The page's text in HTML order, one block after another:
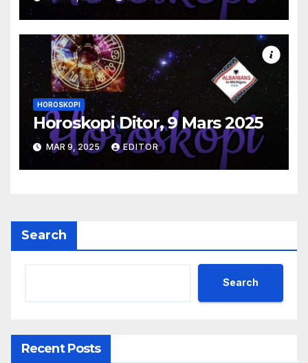
HOROSKOPI
Horoskopi Ditor, 9 Mars 2025
MAR 9, 2025 EDITOR
Search
Search
Recent Posts